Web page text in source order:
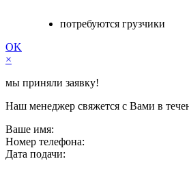
потребуются грузчики
OK
×
мы приняли заявку!
Наш менеджер свяжется с Вами в
Ваше имя:
Номер телефона:
Дата подачи: